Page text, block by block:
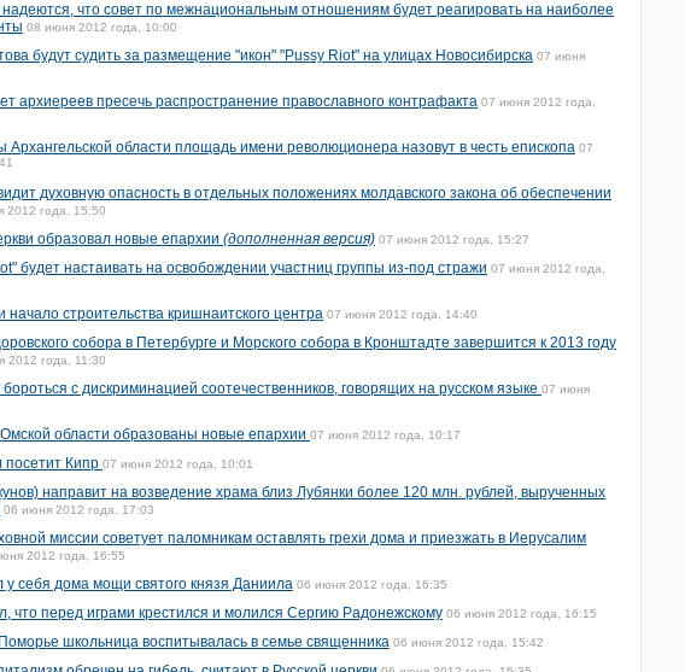
надеются, что совет по межнациональным отношениям будет реагировать на наиболее
08 июня 2012 года, 10:00
будут судить за размещение "икон" "Pussy Riot" на улицах Новосибирска 07 июня
архиереев пресечь распространение православного контрафакта 07 июня 2012 года,
Архангельской области площадь имени революционера назовут в честь епископа 07
духовную опасность в отдельных положениях молдавского закона об обеспечении
2012 года, 15:50
образовал новые епархии (дополненная версия) 07 июня 2012 года, 15:27
будет настаивать на освобождении участниц группы из-под стражи 07 июня 2012 года,
начало строительства кришнаитского центра 07 июня 2012 года, 14:40
собора в Петербурге и Морского собора в Кронштадте завершится к 2013 году
2012 года, 11:30
с дискриминацией соотечественников, говорящих на русском языке 07 июня
области образованы новые епархии 07 июня 2012 года, 10:17
посетит Кипр 07 июня 2012 года, 10:01
направит на возведение храма близ Лубянки более 120 млн. рублей, вырученных
06 июня 2012 года, 17:03
миссии советует паломникам оставлять грехи дома и приезжать в Иерусалим
2012 года, 16:55
у себя дома мощи святого князя Даниила 06 июня 2012 года, 16:35
что перед играми крестился и молился Сергию Радонежскому 06 июня 2012 года, 16:15
школьница воспитывалась в семье священника 06 июня 2012 года, 15:42